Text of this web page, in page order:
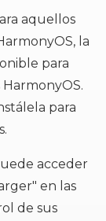
aquellos
la
para
para
acceder
en las
de sus